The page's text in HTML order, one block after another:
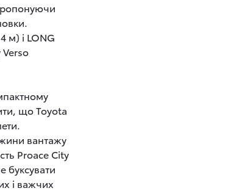
м) і LONG
Verso
що Toyota
вантажу
Proace City
буксувати
і важчих